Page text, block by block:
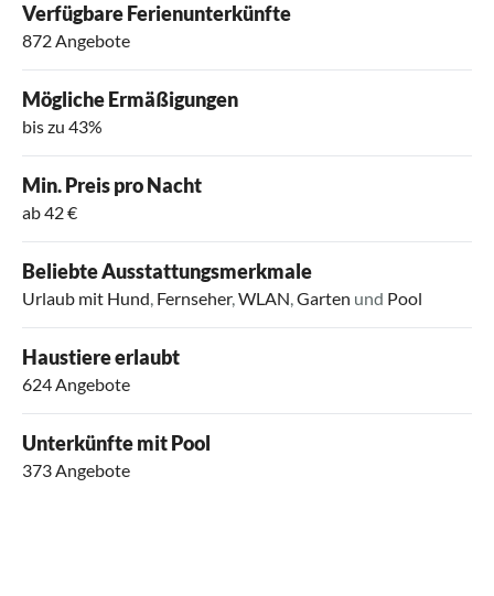
Verfügbare Ferienunterkünfte
872 Angebote
Mögliche Ermäßigungen
bis zu 43%
Min. Preis pro Nacht
ab 42 €
Beliebte Ausstattungsmerkmale
Urlaub mit Hund, Fernseher,WLAN,Garten und Pool
Haustiere erlaubt
624 Angebote
Unterkünfte mit Pool
373 Angebote